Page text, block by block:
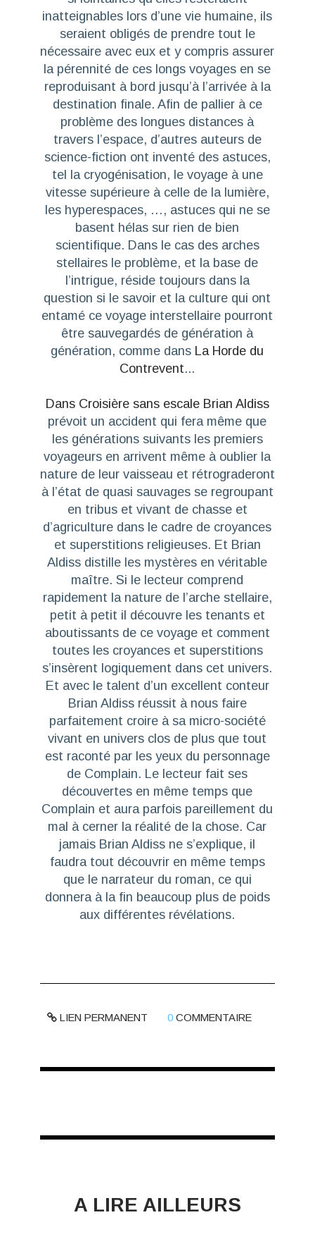
inatteignables lors d’une vie humaine, ils
seraient obligés de prendre tout le
nécessaire avec eux et y compris assurer
la pérennité de ces longs voyages en se
reproduisant à bord jusqu’à l’arrivée à la
destination finale. Afin de pallier à ce
problème des longues distances à
travers l’espace, d’autres auteurs de
science-fiction ont inventé des astuces,
tel la cryogénisation, le voyage à une
vitesse supérieure à celle de la lumière,
les hyperespaces, …, astuces qui ne se
basent hélas sur rien de bien
scientifique. Dans le cas des arches
stellaires le problème, et la base de
l’intrigue, réside toujours dans la
question si le savoir et la culture qui ont
entamé ce voyage interstellaire pourront
être sauvegardés de génération à
génération, comme dans La Horde du
Contrevent...
Dans Croisière sans escaleBrian Aldiss
prévoit un accident qui fera même que
les générations suivants les premiers
voyageurs en arrivent même à oublier la
nature de leur vaisseau et rétrograderont
à l’état de quasi sauvages se regroupant
en tribus et vivant de chasse et
d’agriculture dans le cadre de croyances
et superstitions religieuses. Et Brian
Aldiss distille les mystères en véritable
maître. Si le lecteur comprend
rapidement la nature de l’arche stellaire,
petit à petit il découvre les tenants et
aboutissants de ce voyage et comment
toutes les croyances et superstitions
s’insèrent logiquement dans cet univers.
Et avec le talent d’un excellent conteur
Brian Aldiss réussit à nous faire
parfaitement croire à sa micro-société
vivant en univers clos de plus que tout
est raconté par les yeux du personnage
de Complain. Le lecteur fait ses
découvertes en même temps que
Complain et aura parfois pareillement du
mal à cerner la réalité de la chose. Car
jamais Brian Aldiss ne s’explique, il
faudra tout découvrir en même temps
que le narrateur du roman, ce qui
donnera à la fin beaucoup plus de poids
aux différentes révélations.
LIEN PERMANENT 0 COMMENTAIRE
A LIRE AILLEURS